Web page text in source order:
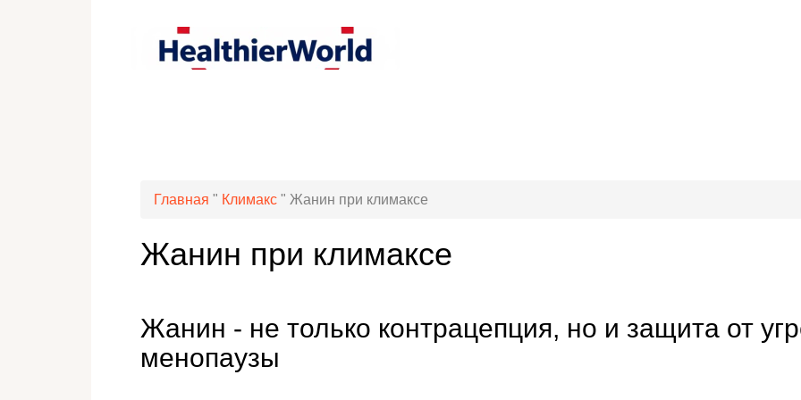
Главная " Климакс " Жанин при климаксе
Жанин при климаксе
Жанин - не только контрацепция, но и защита от
менопаузы